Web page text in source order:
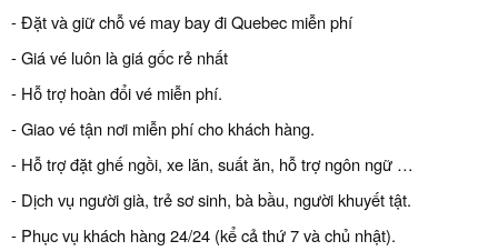
- Đặt và giữ chỗ vé may bay đi Quebec miễn phí
- Giá vé luôn là giá gốc rẻ nhất
- Hỗ trợ hoàn đổi vé miễn phí.
- Giao vé tận nơi miễn phí cho khách hàng.
- Hỗ trợ đặt ghế ngồi, xe lăn, suất ăn, hỗ trợ ngôn ngữ …
- Dịch vụ người già, trẻ sơ sinh, bà bầu, người khuyết tật.
- Phục vụ khách hàng 24/24 (kể cả thứ 7 và chủ nhật).